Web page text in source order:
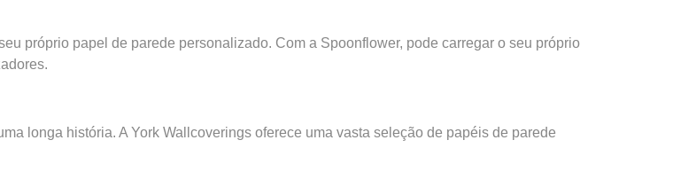
próprio papel de parede personalizado. Com a Spoonflower, pode carregar o seu próprio
longa história. A York Wallcoverings oferece uma vasta seleção de papéis de parede